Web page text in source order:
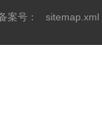
案号： sitemap.xml